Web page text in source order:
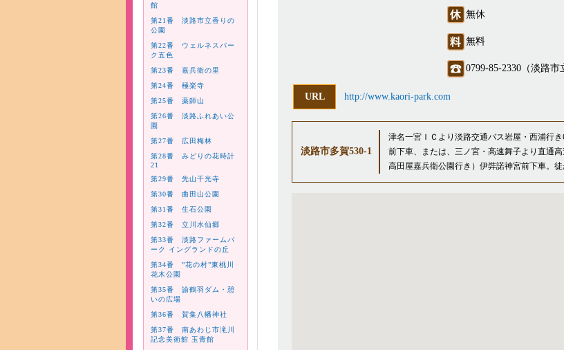
館
第21番 淡路市立香りの
公園
第22番 ウェルネスパー
ク五色
第23番 嘉兵衛の里
第24番 極楽寺
第25番 薬師山
第26番 淡路ふれあい公
園
第27番 広田梅林
第28番 みどりの花時計
21
第29番 先山千光寺
第30番 曲田山公園
第31番 生石公園
第32番 立川水仙郷
第33番 淡路ファームパ
ーク イングランドの丘
第34番 ”花の村”東桃川
花木公園
第35番 諭鶴羽ダム・憩
いの広場
第36番 賀集八幡神社
第37番 南あわじ市滝川
記念美術館 玉青館
無休
無料
0799-85-2330（淡路市
URL http://www.kaori-park.com
淡路市多賀530-1
津名一宮ＩＣより淡路交通バス岩屋・西浦行
前下車、または、三ノ宮・高速舞子より直通
高田屋嘉兵衛公園行き）伊弉諾神宮前下車。徒